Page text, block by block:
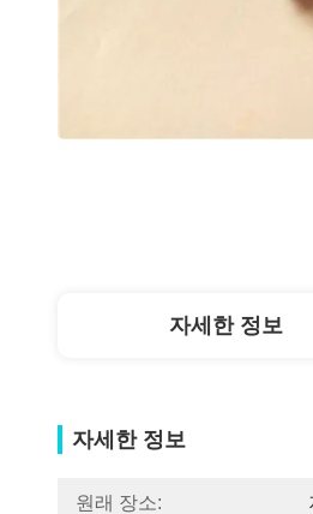
자세한 정보
자세한 정보
원래 장소: